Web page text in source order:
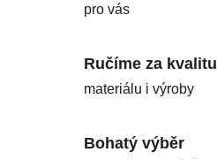
pro vás
Ručíme za kvalitu
materiálu i výroby
Bohatý výběr